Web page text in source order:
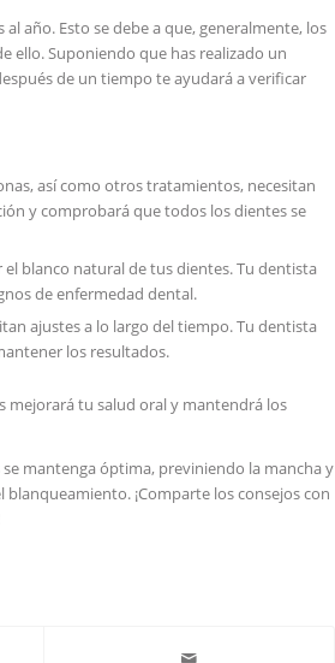
año. Esto se⁢ debe a que, generalmente, los
ello. Suponiendo que has realizado un
de un tiempo te ayudará a verificar
así como otros tratamientos, necesitan
y comprobará‍ que todos los dientes se
blanco natural de tus dientes. Tu dentista
de ⁤enfermedad dental.
ajustes a lo largo del tiempo. Tu ​dentista
los ⁢resultados.
mejorará tu salud oral y mantendrá ‍los
mantenga óptima, previniendo la mancha y
¡Comparte los consejos ⁤con